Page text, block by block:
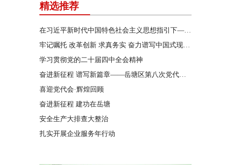
精选推荐
在习近平新时代中国特色社会主义思想指引下——新时代 新作为 新篇章
牢记嘱托 改革创新 求真务实 奋力谱写中国式现代化湖南篇章
学习贯彻党的二十届四中全会精神
奋进新征程 谱写新篇章——岳塘区第八次党代会特别报道
喜迎党代会·辉煌回顾
奋进新征程 建功在岳塘
安全生产大排查大整治
扎实开展企业服务年行动